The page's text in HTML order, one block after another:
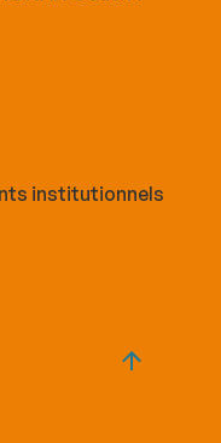
institutionnels